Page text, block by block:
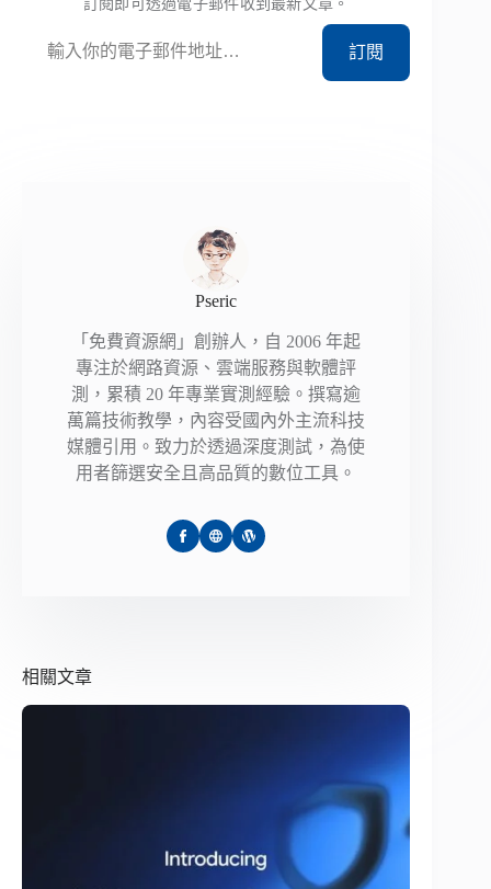
訂閱
Pseric
「免費資源網」創辦人，自 2006 年起
專注於網路資源、雲端服務與軟體評
測，累積 20 年專業實測經驗。撰寫逾
萬篇技術教學，內容受國內外主流科技
媒體引用。致力於透過深度測試，為使
用者篩選安全且高品質的數位工具。
相關文章